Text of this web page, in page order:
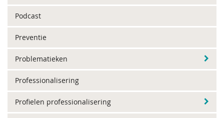
Podcast
Preventie
Problematieken
Professionalisering
Profielen professionalisering